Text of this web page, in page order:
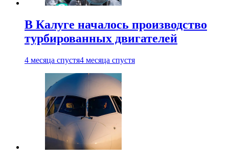
В Калуге началось производство
турбированных двигателей
4 месяца спустя4 месяца спустя